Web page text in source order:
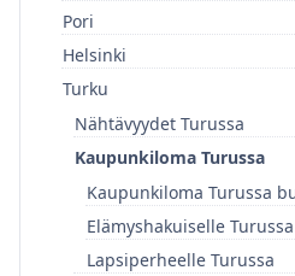
Pori
Helsinki
Turku
Nähtävyydet Turussa
Kaupunkiloma Turussa
Kaupunkiloma Turussa
Elämyshakuiselle Turussa
Lapsiperheelle Turussa